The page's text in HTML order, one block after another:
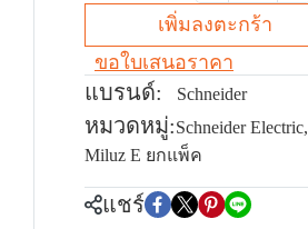
เพิ่มลงตะกร้า
ขอใบเสนอราคา
แบรนด์: Schneider
หมวดหมู่:Schneider Electric,
Miluz E ยกแพ็ค
แชร์